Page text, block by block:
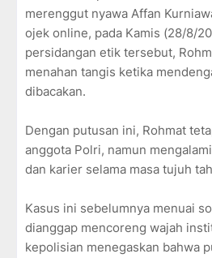
merenggut nyawa Affan
ojek online, pada Kamis (28/8/
persidangan etik tersebut,
menahan tangis ketika
dibacakan.
Dengan putusan ini, Rohmat
anggota Polri, namun
dan karier selama masa tujuh
Kasus ini sebelumnya menuai
dianggap mencoreng wajah
kepolisian menegaskan bahwa